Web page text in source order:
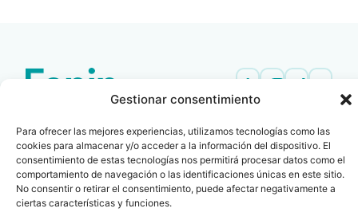
Gestionar consentimiento
Para ofrecer las mejores experiencias, utilizamos tecnologías como las
cookies para almacenar y/o acceder a la información del dispositivo. El
consentimiento de estas tecnologías nos permitirá procesar datos como el
comportamiento de navegación o las identificaciones únicas en este sitio.
No consentir o retirar el consentimiento, puede afectar negativamente a
ciertas características y funciones.
info@fenin.es
C/ Villanueva, 20 - 1-
28001
915 759 800
Travesera de Gracia, 56 -
1º, 3ª 08006
932 014 655